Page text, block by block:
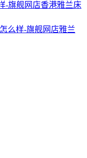
香港雅兰床
雅兰